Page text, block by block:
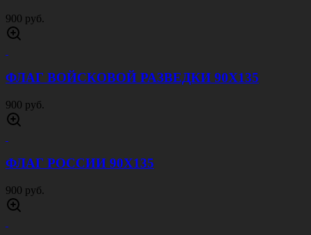
900 руб.
ФЛАГ ВОЙСКОВОЙ РАЗВЕДКИ 90Х135
900 руб.
ФЛАГ РОССИИ 90Х135
900 руб.